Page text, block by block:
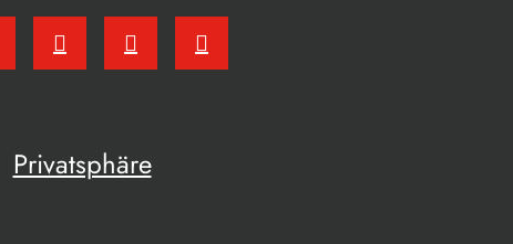
Privatsphäre